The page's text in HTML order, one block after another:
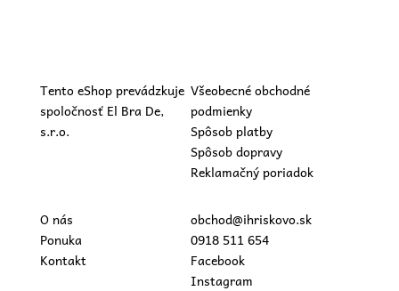
Tento eShop prevádzkuje
spoločnosť El Bra De,
s.r.o.
Všeobecné obchodné
podmienky
Spôsob platby
Spôsob dopravy
Reklamačný poriadok
O nás
Ponuka
Kontakt
obchod@ihriskovo.sk
0918 511 654
Facebook
Instagram